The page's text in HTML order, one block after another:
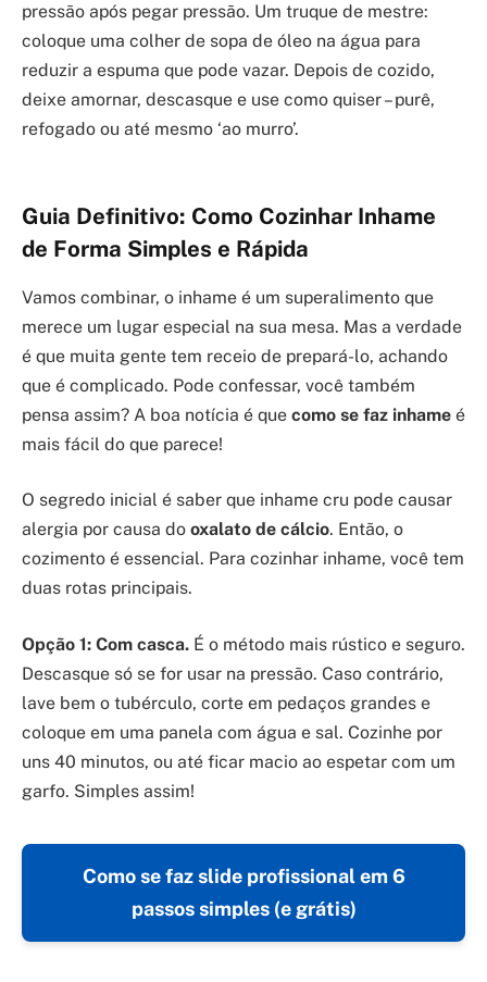
pressão após pegar pressão. Um truque de mestre:
coloque uma colher de sopa de óleo na água para
reduzir a espuma que pode vazar. Depois de cozido,
deixe amornar, descasque e use como quiser – purê,
refogado ou até mesmo ‘ao murro’.
Guia Definitivo: Como Cozinhar Inhame
de Forma Simples e Rápida
Vamos combinar, o inhame é um superalimento que
merece um lugar especial na sua mesa. Mas a verdade
é que muita gente tem receio de prepará-lo, achando
que é complicado. Pode confessar, você também
pensa assim? A boa notícia é que como se faz inhame é
mais fácil do que parece!
O segredo inicial é saber que inhame cru pode causar
alergia por causa do oxalato de cálcio. Então, o
cozimento é essencial. Para cozinhar inhame, você tem
duas rotas principais.
Opção 1: Com casca. É o método mais rústico e seguro.
Descasque só se for usar na pressão. Caso contrário,
lave bem o tubérculo, corte em pedaços grandes e
coloque em uma panela com água e sal. Cozinhe por
uns 40 minutos, ou até ficar macio ao espetar com um
garfo. Simples assim!
Como se faz slide profissional em 6
passos simples (e grátis)